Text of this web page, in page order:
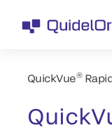
QuickVue®